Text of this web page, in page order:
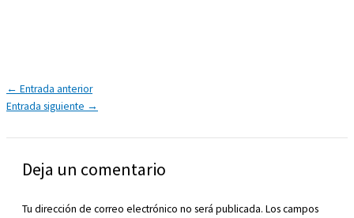
← Entrada anterior
Entrada siguiente →
Deja un comentario
Tu dirección de correo electrónico no será publicada. Los campos